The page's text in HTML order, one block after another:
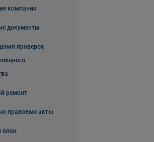
компании
документы
проверок
ремонт
правовые акты
блок